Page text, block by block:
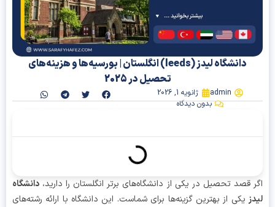
دانشگاه لیدز (leeds) انگلستان | بورسیه‌ها و هزینه‌های
تحصیل در 2025
admin
ژانویه 1, 2026
بدون دیدگاه
قصد تحصیل در یکی از دانشگاه‌های برتر انگلستان را دارید،دانشگاه
یکی از بهترین گزینه‌ها برای شماست. این دانشگاه با ارائه رشته‌های